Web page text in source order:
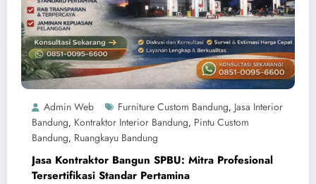
Admin Web Furniture Custom Bandung, Jasa Interior
Bandung, Kontraktor Interior Bandung, Pintu Custom
Bandung, Ruangkayu Bandung
Jasa Kontraktor Bangun SPBU: Mitra Profesional
Tersertifikasi Standar Pertamina